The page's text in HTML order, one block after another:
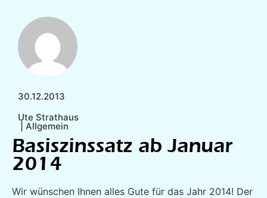
30.12.2013
Ute Strathaus
Allgemein
Basiszinssatz ab Januar
2014
Wir wünschen Ihnen alles Gute für das Jahr 2014! Der